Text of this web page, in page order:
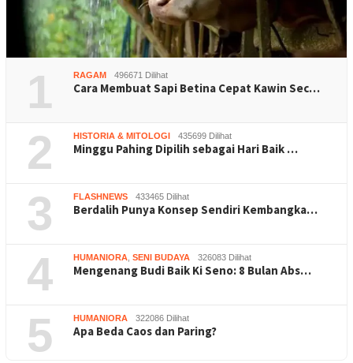
1 RAGAM 496671 Dilihat
Cara Membuat Sapi Betina Cepat Kawin Sec…
2 HISTORIA & MITOLOGI 435699 Dilihat
Minggu Pahing Dipilih sebagai Hari Baik …
3 FLASHNEWS 433465 Dilihat
Berdalih Punya Konsep Sendiri Kembangka…
4 HUMANIORA SENI BUDAYA 326083 Dilihat
Mengenang Budi Baik Ki Seno: 8 Bulan Abs…
5 HUMANIORA 322086 Dilihat
Apa Beda Caos dan Paring?